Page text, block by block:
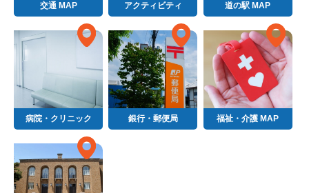
交通 MAP アクティビティ 道の駅 MAP
病院・クリニック 銀行・郵便局 福祉・介護 MAP